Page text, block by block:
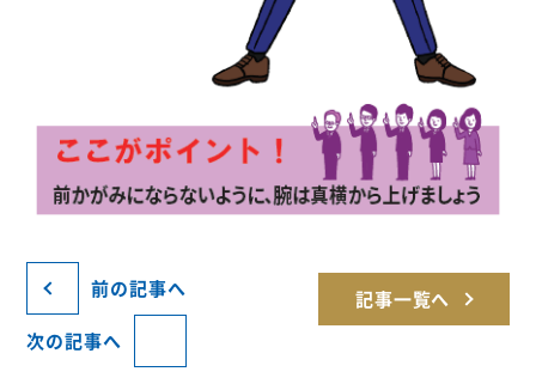
前の記事へ
記事一覧へ
次の記事へ